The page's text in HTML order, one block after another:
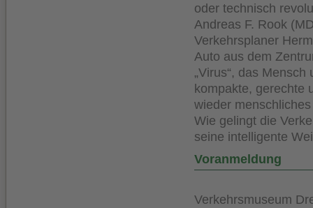
oder technisch
Andreas F. Rook
Verkehrsplaner
Auto aus dem
„Virus“, das
kompakte, gerechte
wieder
Wie gelingt die
seine intelligente
Voranmeldung
Verkehrsmuseum